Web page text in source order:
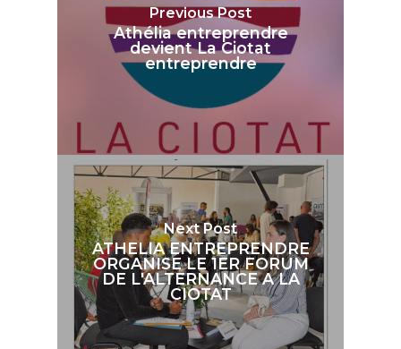
Previous Post
Athélia entreprendre
devient La Ciotat
entreprendre
Next Post
ATHELIA ENTREPRENDRE
ORGANISE LE 1ER FORUM
DE L'ALTERNANCE A LA
CIOTAT